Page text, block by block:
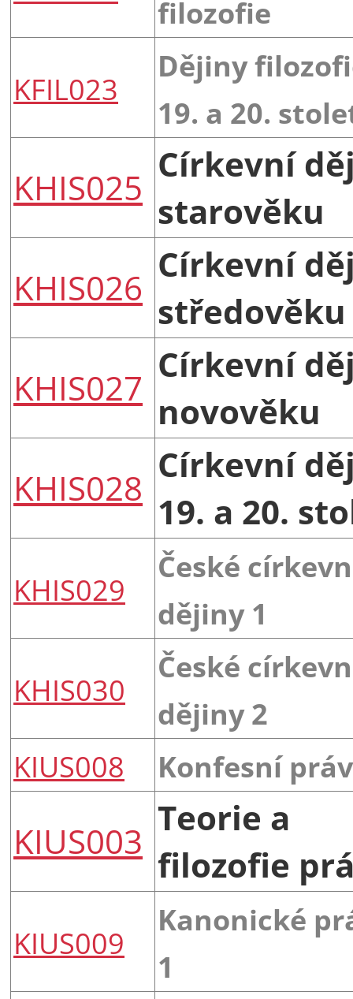
filozofie
KFIL023
Dějiny
19. a 20.
KHIS025
Církevní
starověku
KHIS026
Církevní
středověku
KHIS027
Církevní
novověku
KHIS028
Církevní
19. a 20.
KHIS029
České
dějiny 1
KHIS030
České
dějiny 2
KIUS008
Konfesní
KIUS003
Teorie a
filozofie
KIUS009
Kanonické
1